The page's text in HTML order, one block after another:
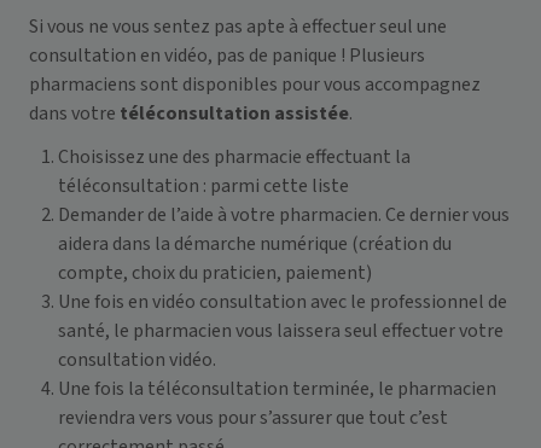
Si vous ne vous sentez pas apte à effectuer seul une
consultation en vidéo, pas de panique ! Plusieurs
pharmaciens sont disponibles pour vous accompagnez
dans votre téléconsultation assistée.
Choisissez une des pharmacie effectuant la
téléconsultation : parmi cette liste
Demander de l’aide à votre pharmacien. Ce dernier vous
aidera dans la démarche numérique (création du
compte, choix du praticien, paiement)
Une fois en vidéo consultation avec le professionnel de
santé, le pharmacien vous laissera seul effectuer votre
consultation vidéo.
Une fois la téléconsultation terminée, le pharmacien
reviendra vers vous pour s’assurer que tout c’est